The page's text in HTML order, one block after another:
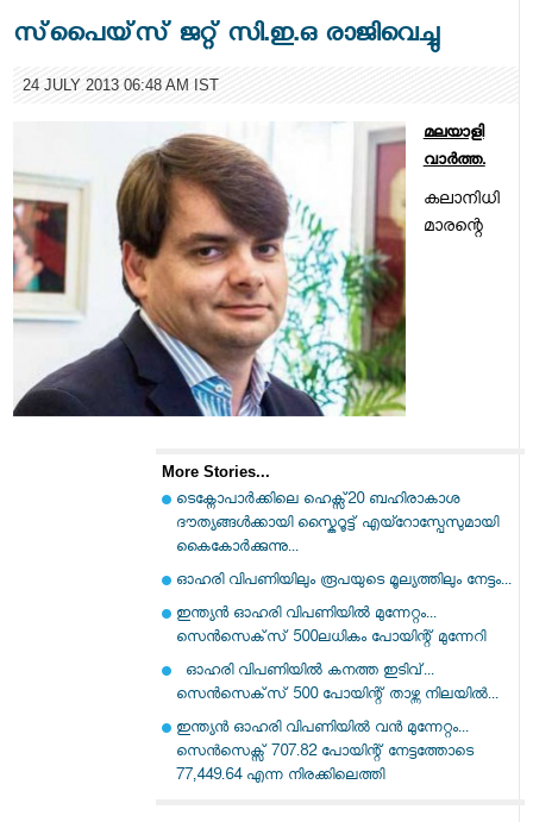
സ്‌പൈയ്‌സ്‌ ജറ്റ്‌ സി.ഇ.ഒ രാജിവെച്ചു
24 JULY 2013 06:48 AM IST
മലയാളി
വാര്‍ത്ത.
More Stories...
ടെക്നോപാര്‍ക്കിലെ ഹെക്സ്20 ബഹിരാകാശ
ദൗത്യങ്ങള്‍ക്കായി സ്കൈറൂട്ട് എയ്റോസ്പേസുമായി
കൈകോര്‍ക്കുന്നു...
ഓഹരി വിപണിയിലും രൂപയുടെ മൂല്യത്തിലും നേട്ടം...
ഇന്ത്യന്‍ ഓഹരി വിപണിയില്‍ മുന്നേറ്റം...
സെന്‍സെക്‌സ് 500ലധികം പോയിന്റ് മുന്നേറി
ഓഹരി വിപണിയില്‍ കനത്ത ഇടിവ്...
സെന്‍സെക്‌സ് 500 പോയിന്റ് താഴ്ന്ന നിലയിൽ...
ഇന്ത്യൻ ഓഹരി വിപണിയിൽ വൻ മുന്നേറ്റം...
സെൻസെക്സ് 707.82 പോയിന്റ് നേട്ടത്തോടെ
77,449.64 എന്ന നിരക്കിലെത്തി
കലാനിധി
മാരന്റെ